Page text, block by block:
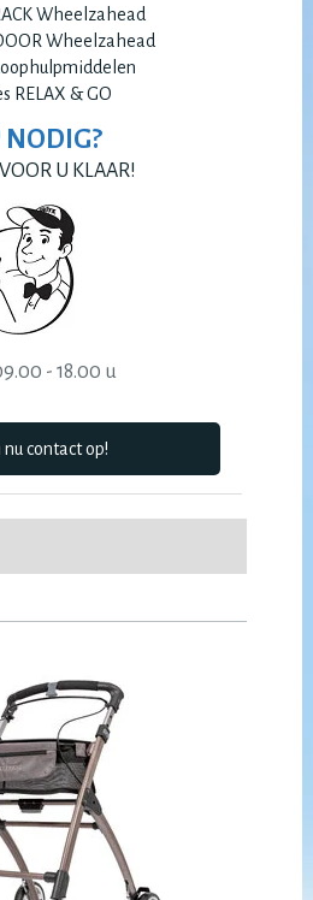
Wheelzahead
Wheelzahead
RELAX & GO
NODIG?
U KLAAR!
- 18.00 u
nu contact op!